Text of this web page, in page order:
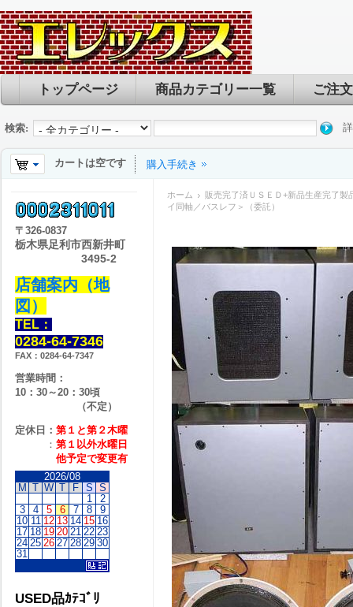
トップページ 商品カテゴリー一覧 ご注
検索:
カートは空です 購入手続き
ホーム
販売完了済ＵＳＥＤ+新品生産完了製
イ同軸／バスレフ＞（委託）
〒 326-0837
栃木県足利市西新井町
3495-2
店舗案内（地
図）
TEL：
0284-64-7346
FAX：0284-64-7347
営業時間：
10：30～20：30頃
（不定）
定休日： 第１と第２木曜
： 第１以外水曜日
他予定で変更有
2026/08
M T W T F S S
1
2
3
4 5 6 7 8
9
10 11 12 13 14 15 16
17 18 19 20 21 22 23
24 25 26 27 28 29 30
31
USED品ｶﾃｺﾞﾘ